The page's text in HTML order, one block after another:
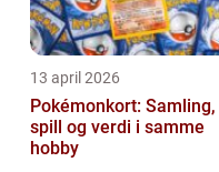
13 april 2026
Pokémonkort: Samling,
spill og verdi i samme
hobby